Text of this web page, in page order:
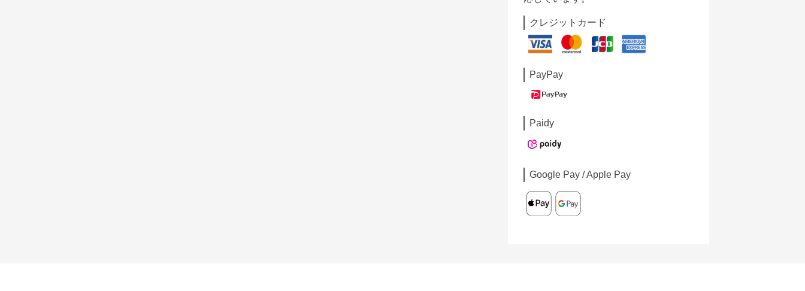
クレジットカード
PayPay
Paidy
Google Pay / Apple Pay